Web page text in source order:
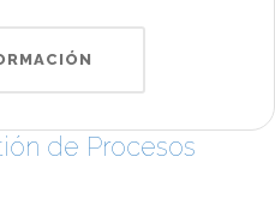
de Procesos